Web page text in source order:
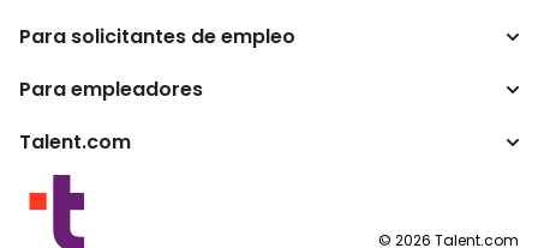
Para solicitantes de empleo
Buscador de trabajo
Para empleadores
Empresa
Programas para publishers
Talent.com
Otros países
Condiciones de uso
© 2026 Talent.com